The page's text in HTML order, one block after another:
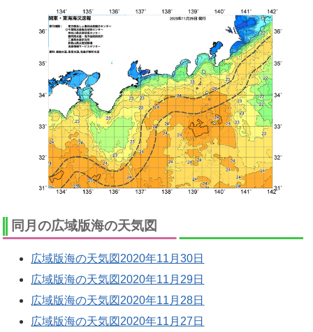
同月の広域版海の天気図
広域版海の天気図2020年11月30日
広域版海の天気図2020年11月29日
広域版海の天気図2020年11月28日
広域版海の天気図2020年11月27日